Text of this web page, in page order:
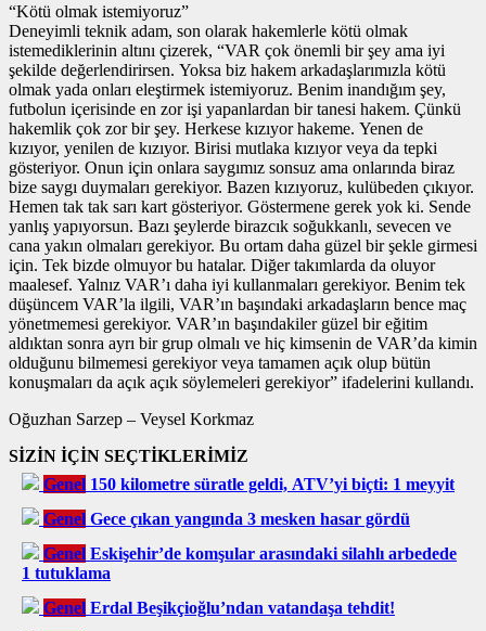
“Kötü olmak istemiyoruz”
Deneyimli teknik adam, son olarak hakemlerle kötü olmak
istemediklerinin altını çizerek, “VAR çok önemli bir şey ama iyi
şekilde değerlendirirsen. Yoksa biz hakem arkadaşlarımızla kötü
olmak yada onları eleştirmek istemiyoruz. Benim inandığım şey,
futbolun içerisinde en zor işi yapanlardan bir tanesi hakem. Çünkü
hakemlik çok zor bir şey. Herkese kızıyor hakeme. Yenen de
kızıyor, yenilen de kızıyor. Birisi mutlaka kızıyor veya da tepki
gösteriyor. Onun için onlara saygımız sonsuz ama onlarında biraz
bize saygı duymaları gerekiyor. Bazen kızıyoruz, kulübeden çıkıyor.
Hemen tak tak sarı kart gösteriyor. Göstermene gerek yok ki. Sende
yanlış yapıyorsun. Bazı şeylerde birazcık soğukkanlı, sevecen ve
cana yakın olmaları gerekiyor. Bu ortam daha güzel bir şekle girmesi
için. Tek bizde olmuyor bu hatalar. Diğer takımlarda da oluyor
maalesef. Yalnız VAR’ı daha iyi kullanmaları gerekiyor. Benim tek
düşüncem VAR’la ilgili, VAR’ın başındaki arkadaşların bence maç
yönetmemesi gerekiyor. VAR’ın başındakiler güzel bir eğitim
aldıktan sonra ayrı bir grup olmalı ve hiç kimsenin de VAR’da kimin
olduğunu bilmemesi gerekiyor veya tamamen açık olup bütün
konuşmaları da açık açık söylemeleri gerekiyor” ifadelerini kullandı.
Oğuzhan Sarzep – Veysel Korkmaz
SİZİN İÇİN SEÇTİKLERİMİZ
Genel 150 kilometre süratle geldi, ATV’yi biçti: 1 meyyit
Genel Gece çıkan yangında 3 mesken hasar gördü
Genel Eskişehir’de komşular arasındaki silahlı arbedede
1 tutuklama
Genel Erdal Beşikçioğlu’ndan vatandaşa tehdit!